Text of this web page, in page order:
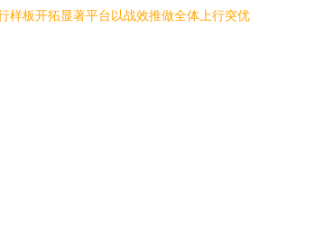
样板开拓显著平台以战效推做全体上行突优